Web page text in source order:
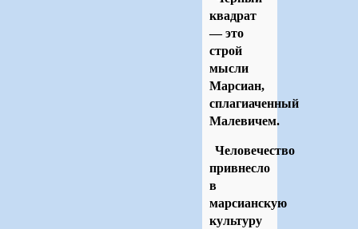
квадрат
— это
строй
мысли
Марсиан,
сплагиаченный
Малевичем.
Человечество
привнесло
в
марсианскую
культуру